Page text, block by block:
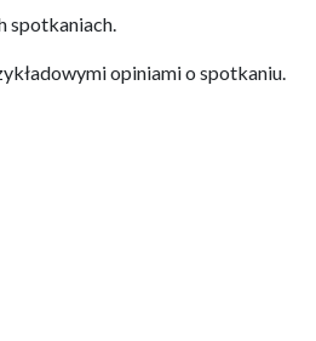
spotkaniach.
opiniami o spotkaniu.